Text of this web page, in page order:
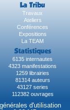
La Tribu
Travaux
Ateliers
Conférences
Expositions
La TEAM
Statistiques
6135 internautes
4323 manifestations
1259 librairies
81314 auteurs
43127 series
112382 ouvrages
d'utilisation